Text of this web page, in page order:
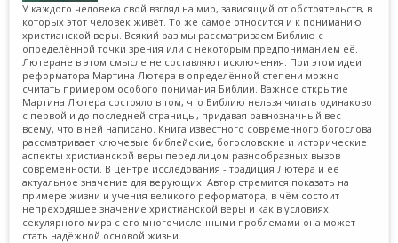
У каждого человека свой взгляд на мир, зависящий от обстоятельств, в
которых этот человек живёт. То же самое относится и к пониманию
христианской веры. Всякий раз мы рассматриваем Библию с
определённой точки зрения или с некоторым предпониманием её.
Лютеране в этом смысле не составляют исключения. При этом идеи
реформатора Мартина Лютера в определённой степени можно
считать примером особого понимания Библии. Важное открытие
Мартина Лютера состояло в том, что Библию нельзя читать одинаково
с первой и до последней страницы, придавая равнозначный вес
всему, что в ней написано. Книга известного современного богослова
рассматривает ключевые библейские, богословские и исторические
аспекты христианской веры перед лицом разнообразных вызов
современности. В центре исследования - традиция Лютера и её
актуальное значение для верующих. Автор стремится показать на
примере жизни и учения великого реформатора, в чём состоит
непреходящее значение христианской веры и как в условиях
секулярного мира с его многочисленными проблемами она может
стать надёжной основой жизни.